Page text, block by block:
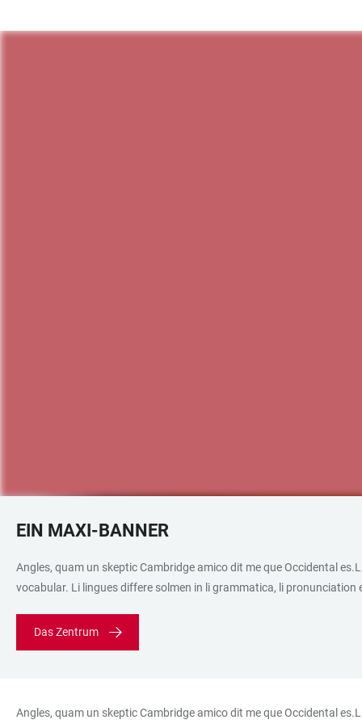
EIN MAXI-BANNER
Angles, quam un skeptic Cambridge amico dit me que Occidental
vocabular. Li lingues differe solmen in li grammatica, li pronunciation
Das Zentrum
Angles, quam un skeptic Cambridge amico dit me que Occidental